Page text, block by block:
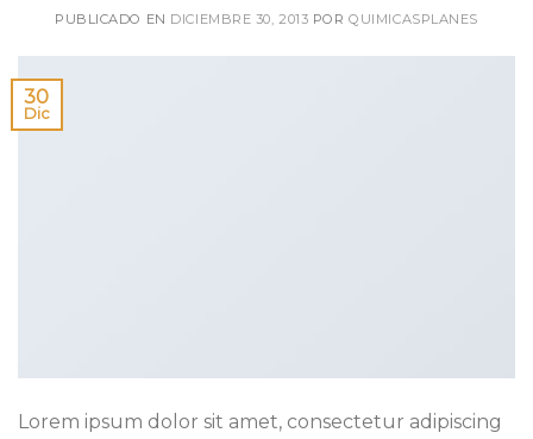
PUBLICADO EN DICIEMBRE 30, 2013 PORQUIMICASPLANES
30
Dic
Lorem ipsum dolor sit amet, consectetur adipiscing